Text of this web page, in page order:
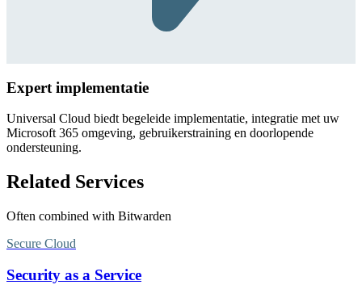
Expert implementatie
Universal Cloud biedt begeleide implementatie, integratie met uw
Microsoft 365 omgeving, gebruikerstraining en doorlopende
ondersteuning.
Related Services
Often combined with Bitwarden
Secure Cloud
Security as a Service